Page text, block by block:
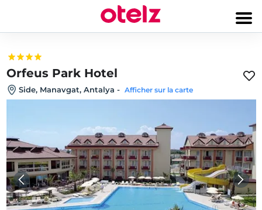
Orfeus Park Hotel
Side, Manavgat, Antalya - Afficher sur la carte